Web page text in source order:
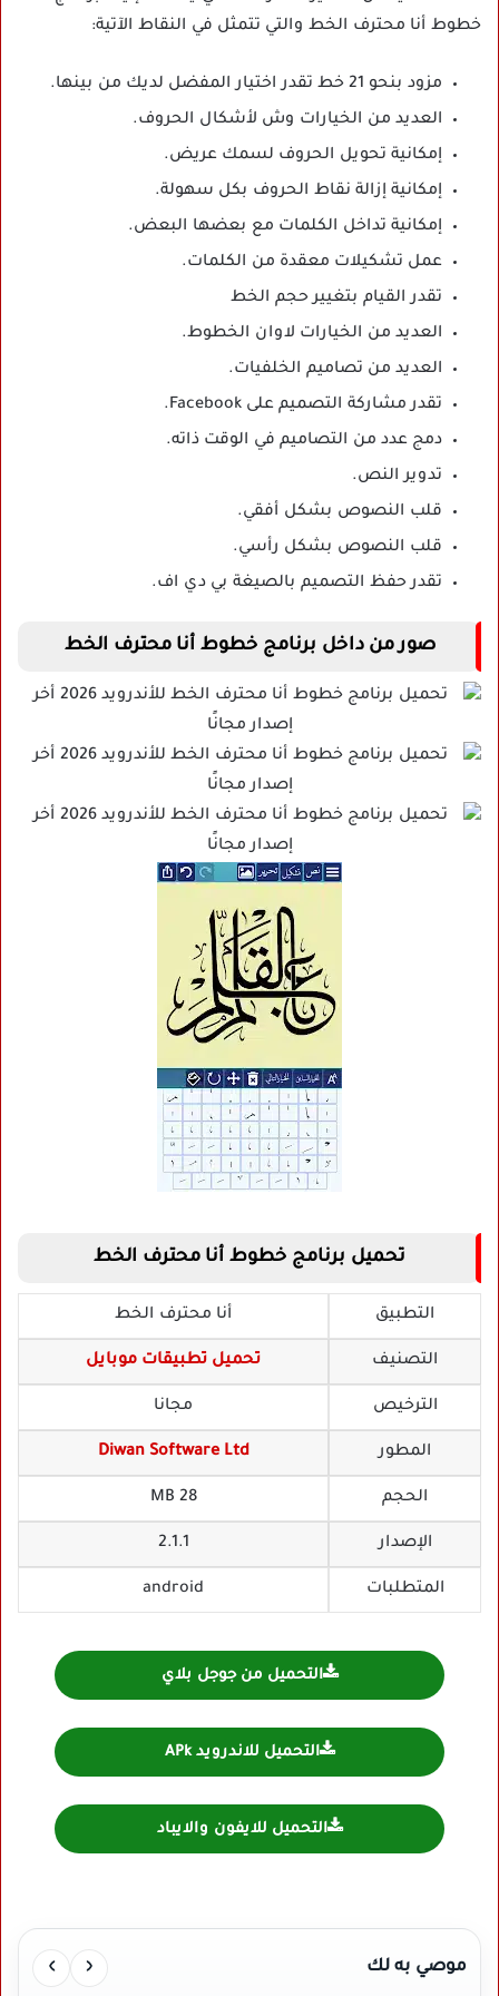
خطوط أنا محترف الخط والتي تتمثل في النقاط الآتية:
مزود بنحو 21 خط تقدر اختيار المفضل لديك من بينها.
العديد من الخيارات وش لأشكال الحروف.
إمكانية تحويل الحروف لسمك عريض.
إمكانية إزالة نقاط الحروف بكل سهولة.
إمكانية تداخل الكلمات مع بعضها البعض.
عمل تشكيلات معقدة من الكلمات.
تقدر القيام بتغيير حجم الخط
العديد من الخيارات لاوان الخطوط.
العديد من تصاميم الخلفيات.
تقدر مشاركة التصميم على Facebook.
دمج عدد من التصاميم في الوقت ذاته.
تدوير النص.
قلب النصوص بشكل أفقي.
قلب النصوص بشكل رأسي.
تقدر حفظ التصميم بالصيغة بي دي اف.
صور من داخل برنامج خطوط أنا محترف الخط
تحميل برنامج خطوط أنا محترف الخط
التطبيق أنا محترف الخط
التصنيف تحميل تطبيقات موبايل
الترخيص مجانا
المطور Diwan Software Ltd
الحجم 28 MB
الإصدار 2.1.1
المتطلبات android
التحميل من جوجل بلاي
التحميل للاندرويد APk
التحميل للايفون والايباد
موصي به لك ‹
›